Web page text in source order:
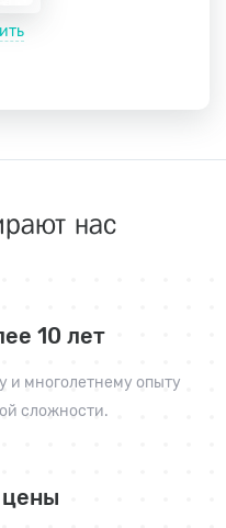
нас
10 лет
и многолетнему опыту
сложности.